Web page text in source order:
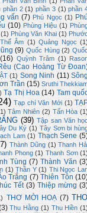
phần 2 (1) phần 3 (1) phần
vấn (7) Phú Ngọc (1)
(10) Phùng Hiệu (1)
(1) Phùng Văn Khai (1)
Âm (1) Quảng Ngọc
(9) Quốc Hùng (2)
(16) Quỳnh Trâm (1)
(Cao Hoàng Từ
(1) Song Ninh (11)
Trần (15) Sruthi
Tạ Thị Hoa (14) Tam
Tạp chí Văn Mới (1)
Tâm Nhiên (2) Tấn Hòa
(39) Tập san Văn
Du Ký (1) Tây Sơn bi
Lam (1) Thạch Sene
Thành Dũng (1) Thanh
Phong (1) Thanh Sơn
Tùng (7) Thành Văn
(1) Thần Y (1) Thi Ngọc
Trắng (7) Thiên Tôn
Tết (3) Thiệp mừng
THƠ MỜI HOẠ (7)
Thu Hằng (1) Thu Hiền